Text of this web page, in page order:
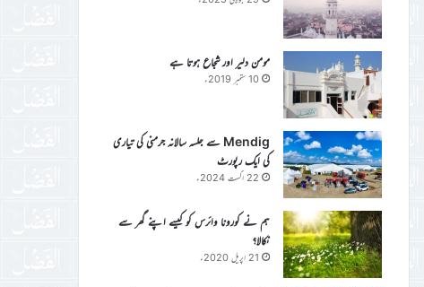
مومن دلیر اور شجاع ہوتا ہے
10 ستمبر 2019ء
Mendig سے جلسہ سالانہ جرمنی کی تیاری
کی ایک رپورٹ
22 اگست 2024ء
ہم نے کورونا وائرس کو کیسے اپنے گھر سے
نکالا؟
21 اپریل 2020ء